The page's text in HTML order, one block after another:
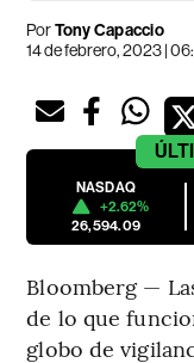
PorTony Capaccio
14 de febrero, 2023 |
NASDAQ
+2.62%
26,594.09
Bloomberg —
de lo que
globo de